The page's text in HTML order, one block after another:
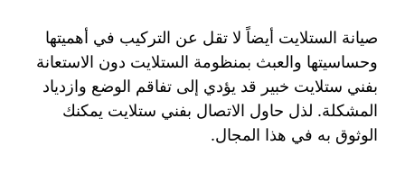
صيانة الستلايت أيضاً لا تقل عن التركيب في أهميتها
وحساسيتها والعبث بمنظومة الستلايت دون الاستعانة
بفني ستلايت خبير قد يؤدي إلى تفاقم الوضع وازدياد
المشكلة. لذل حاول الاتصال بفني ستلايت يمكنك
الوثوق به في هذا المجال.